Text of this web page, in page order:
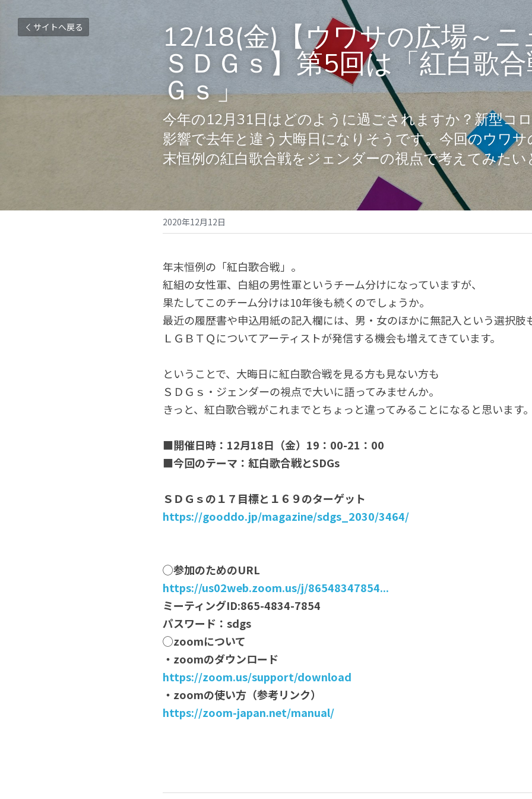
サイトへ戻る 12/18(金)【ウワサの広場～ニ
ＳＤＧｓ】第5回は「紅白歌
Ｇｓ」
今年の12月31日はどのように過ごされますか？新型コ
影響で去年と違う大晦日になりそうです。今回のウワ
末恒例の紅白歌合戦をジェンダーの視点で考えてみた
2020年12月12日
年末恒例の「紅白歌合戦」。
紅組の女性軍、白組の男性軍というチーム分けになっていますが、
果たしてこのチーム分けは10年後も続くのでしょうか。
最近の履歴書や申込用紙の記入欄には、男・女のほかに無記入という選択肢
ＬＧＢＴＱについてアーティストが発信する機会も増えてきています。
ということで、大晦日に紅白歌合戦を見る方も見ない方も
ＳＤＧｓ・ジェンダーの視点で大いに語ってみませんか。
きっと、紅白歌合戦がこれまでとちょっと違ってみることになると思います。
■開催日時：12月18日（金）19：00-21：00
■今回のテーマ：紅白歌合戦とSDGs
ＳＤＧｓの１７目標と１６９のターゲット
https://gooddo.jp/magazine/sdgs_2030/3464/
◯参加のためのURL
https://us02web.zoom.us/j/86548347854...
ミーティングID:865-4834-7854
パスワード：sdgs
◯zoomについて
・zoomのダウンロード
https://zoom.us/support/download
・zoomの使い方（参考リンク）
https://zoom-japan.net/manual/